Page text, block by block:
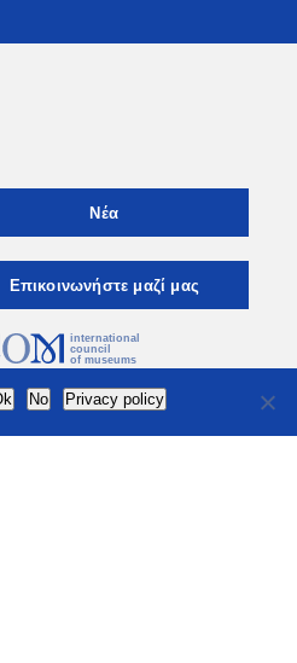
Νέα
Eπικοινωνήστε μαζί μας
international
council
of museums
of use Privacy Policy
No Privacy policy